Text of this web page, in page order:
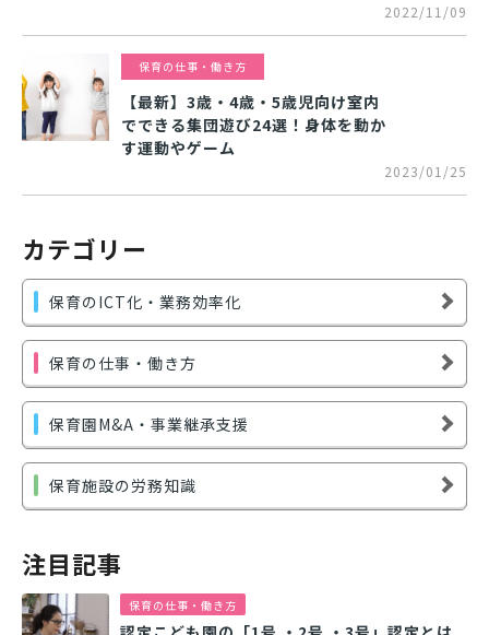
2022/11/09
保育の仕事・働き方
【最新】3歳・4歳・5歳児向け室内
でできる集団遊び24選！身体を動か
す運動やゲーム
2023/01/25
カテゴリー
保育のICT化・業務効率化
保育の仕事・働き方
保育園M&A・事業継承支援
保育施設の労務知識
注目記事
保育の仕事・働き方